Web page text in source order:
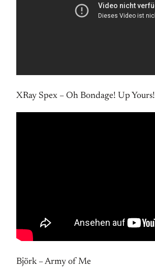
XRay Spex – Oh Bondage! Up Yours!
Björk – Army of Me